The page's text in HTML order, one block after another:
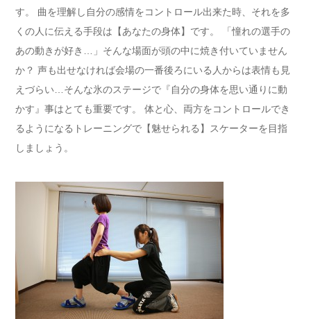
す。 曲を理解し自分の感情をコントロール出来た時、それを多
くの人に伝える手段は【あなたの身体】です。 「憧れの選手の
あの動きが好き…」そんな場面が頭の中に焼き付いていません
か？ 声も出せなければ会場の一番後ろにいる人からは表情も見
えづらい…そんな氷のステージで『自分の身体を思い通りに動
かす』事はとても重要です。 体と心、両方をコントロールでき
るようになるトレーニングで【魅せられる】スケーターを目指
しましょう。